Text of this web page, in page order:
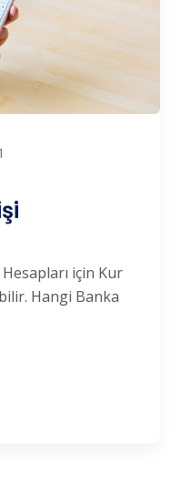
için Kur
Hangi Banka